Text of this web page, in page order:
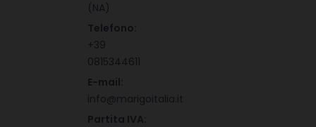
(NA)
Telefono:
+39
0815344611
E-mail:
info@marigoitalia.it
Partita IVA: